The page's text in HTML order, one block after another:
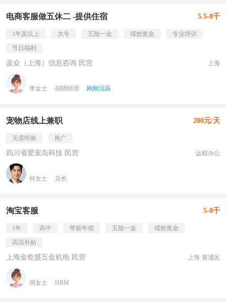
电商客服做五休二 -提供住宿 5.5-8千
1年及以上 大专 五险一金 绩效奖金
专业培训
节日福利
蓝众（上海）信息咨询 民营 上海
李女士 招聘经理 刚刚活跃
宠物店线上兼职 200元/天
无需经验 推广
四川省爱宠岛科技 民营 远程办公
何女士 店长
淘宝客服 5-8千
1年 高中 带薪年假 五险一金
绩效奖金
高温补贴
上海金乾盛五金机电 民营 上海·黄浦区
周女士 HRM